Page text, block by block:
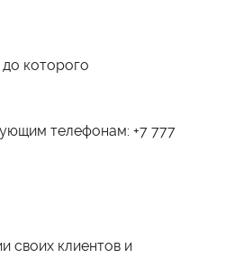
до которого
телефонам: +7 777
своих клиентов и